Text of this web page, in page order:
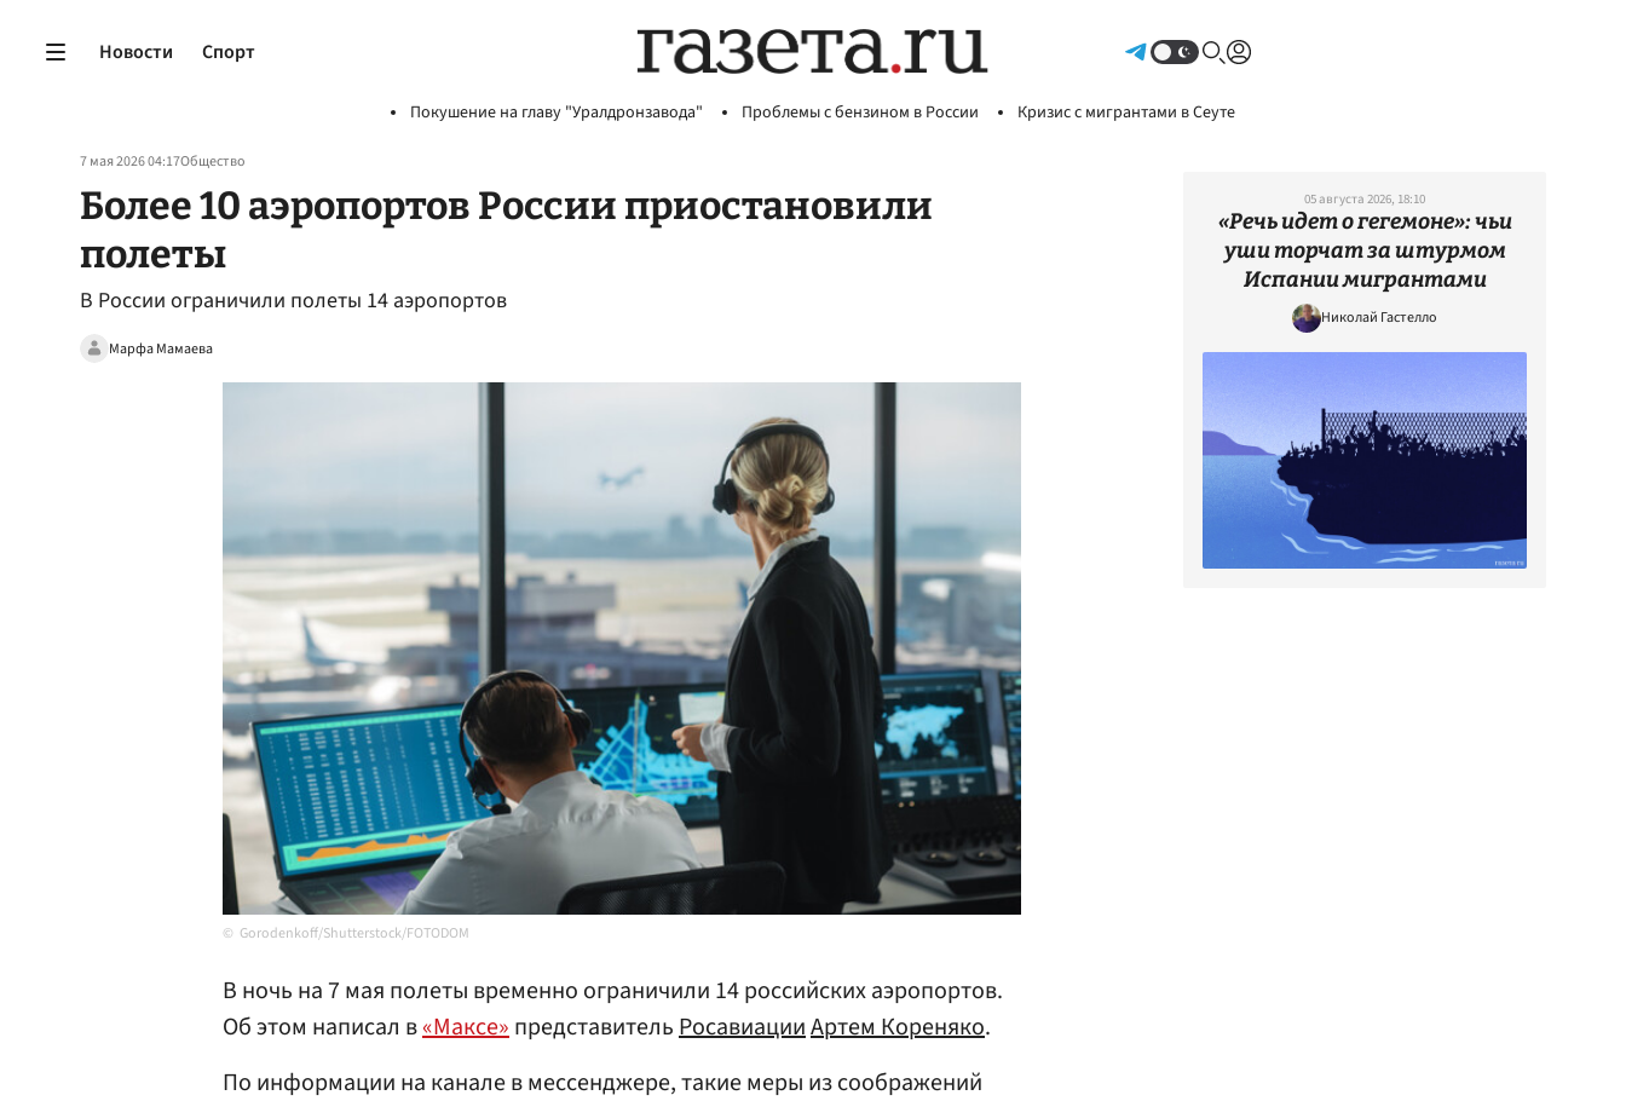
Новости Спорт
Покушение на главу "Уралдронзавода" Проблемы с бензином в России Кризис с мигрантами в Сеуте
7 мая 2026 04:17Общество
Более 10 аэропортов России приостановили
полеты
В России ограничили полеты 14 аэропортов
Марфа Мамаева
Gorodenkoff/Shutterstock/FOTODOM
В ночь на 7 мая полеты временно ограничили 14 российских аэропортов.
Об этом написал в«Максе»представительРосавиацииАртем Кореняко.
По информации на канале в мессенджере, такие меры из соображений
05 августа 2026, 18:10
«Речь идет о гегемоне»: чьи
уши торчат за штурмом
Испании мигрантами
Николай Гастелло